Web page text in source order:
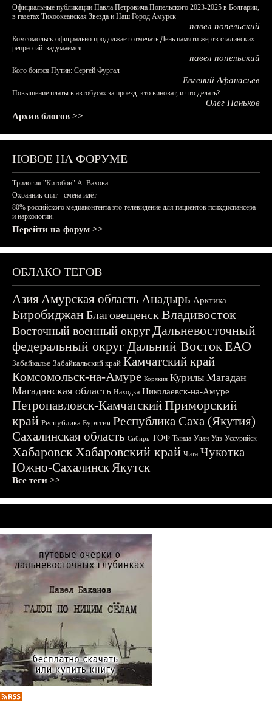
Официальные публикации Павла Петровича Попельского 2023-2025 в Болгарии,
в газетах Тихоокеанская Звезда и Наш Город Амурск
павел попельский
Комсомольск официально продолжает отмечать День памяти жертв сталинских
репрессий: задумаемся...
павел попельский
Кого боится Путин: Сергей Фургал
Евгений Афанасьев
Повышение платы в автобусах за проезд: кто виноват, и что делать?
Олег Паньков
Архив блогов >>
НОВОЕ НА ФОРУМЕ
Трилогия "Китобои" А. Вахова.
Охранник спит - смена идёт
80% российского медиаконтента это телевидение для пациентов психдиспансера
и наркологии.
Перейти на форум >>
ОБЛАКО ТЕГОВ
АзияАмурская область Анадырь Арктика
БиробиджанБлаговещенскВладивосток
Восточный военный округДальневосточный
федеральный округДальний ВостокЕАО
Забайкалье Забайкальский край Камчатский край
Комсомольск-на-Амуре Корякия Курилы Магадан
Магаданская область Находка Николаевск-на-Амуре
Петропавловск-КамчатскийПриморский
край Республика Бурятия Республика Саха (Якутия)
Сахалинская область Сибирь ТОФ Тында Улан-Удэ Уссурийск
ХабаровскХабаровский край Чита Чукотка
Южно-СахалинскЯкутск
Все теги >>